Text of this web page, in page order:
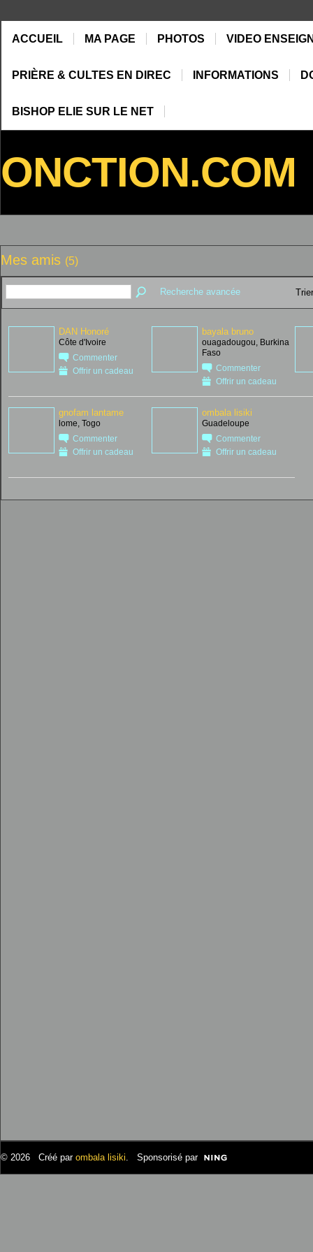
ACCUEIL MA PAGE PHOTOS VIDEO
PRIÈRE & CULTES EN DIREC INFORMATIONS
BISHOP ELIE SUR LE NET
ONCTION.COM
Mes amis (5)
Recherche avancée
DAN Honoré
Côte d'Ivoire
Commenter
Offrir un cadeau
bayala bruno
ouagadougou, Burkina
Faso
Commenter
Offrir un cadeau
gnofam lantame
lome, Togo
Commenter
Offrir un cadeau
ombala lisiki
Guadeloupe
Commenter
Offrir un cadeau
© 2026 Créé par ombala lisiki. Sponsorisé par